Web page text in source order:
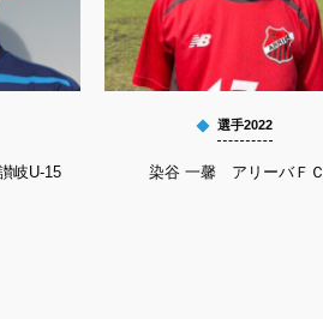
岐U-15
選手2022
染谷 一馨 アリーバＦＣ